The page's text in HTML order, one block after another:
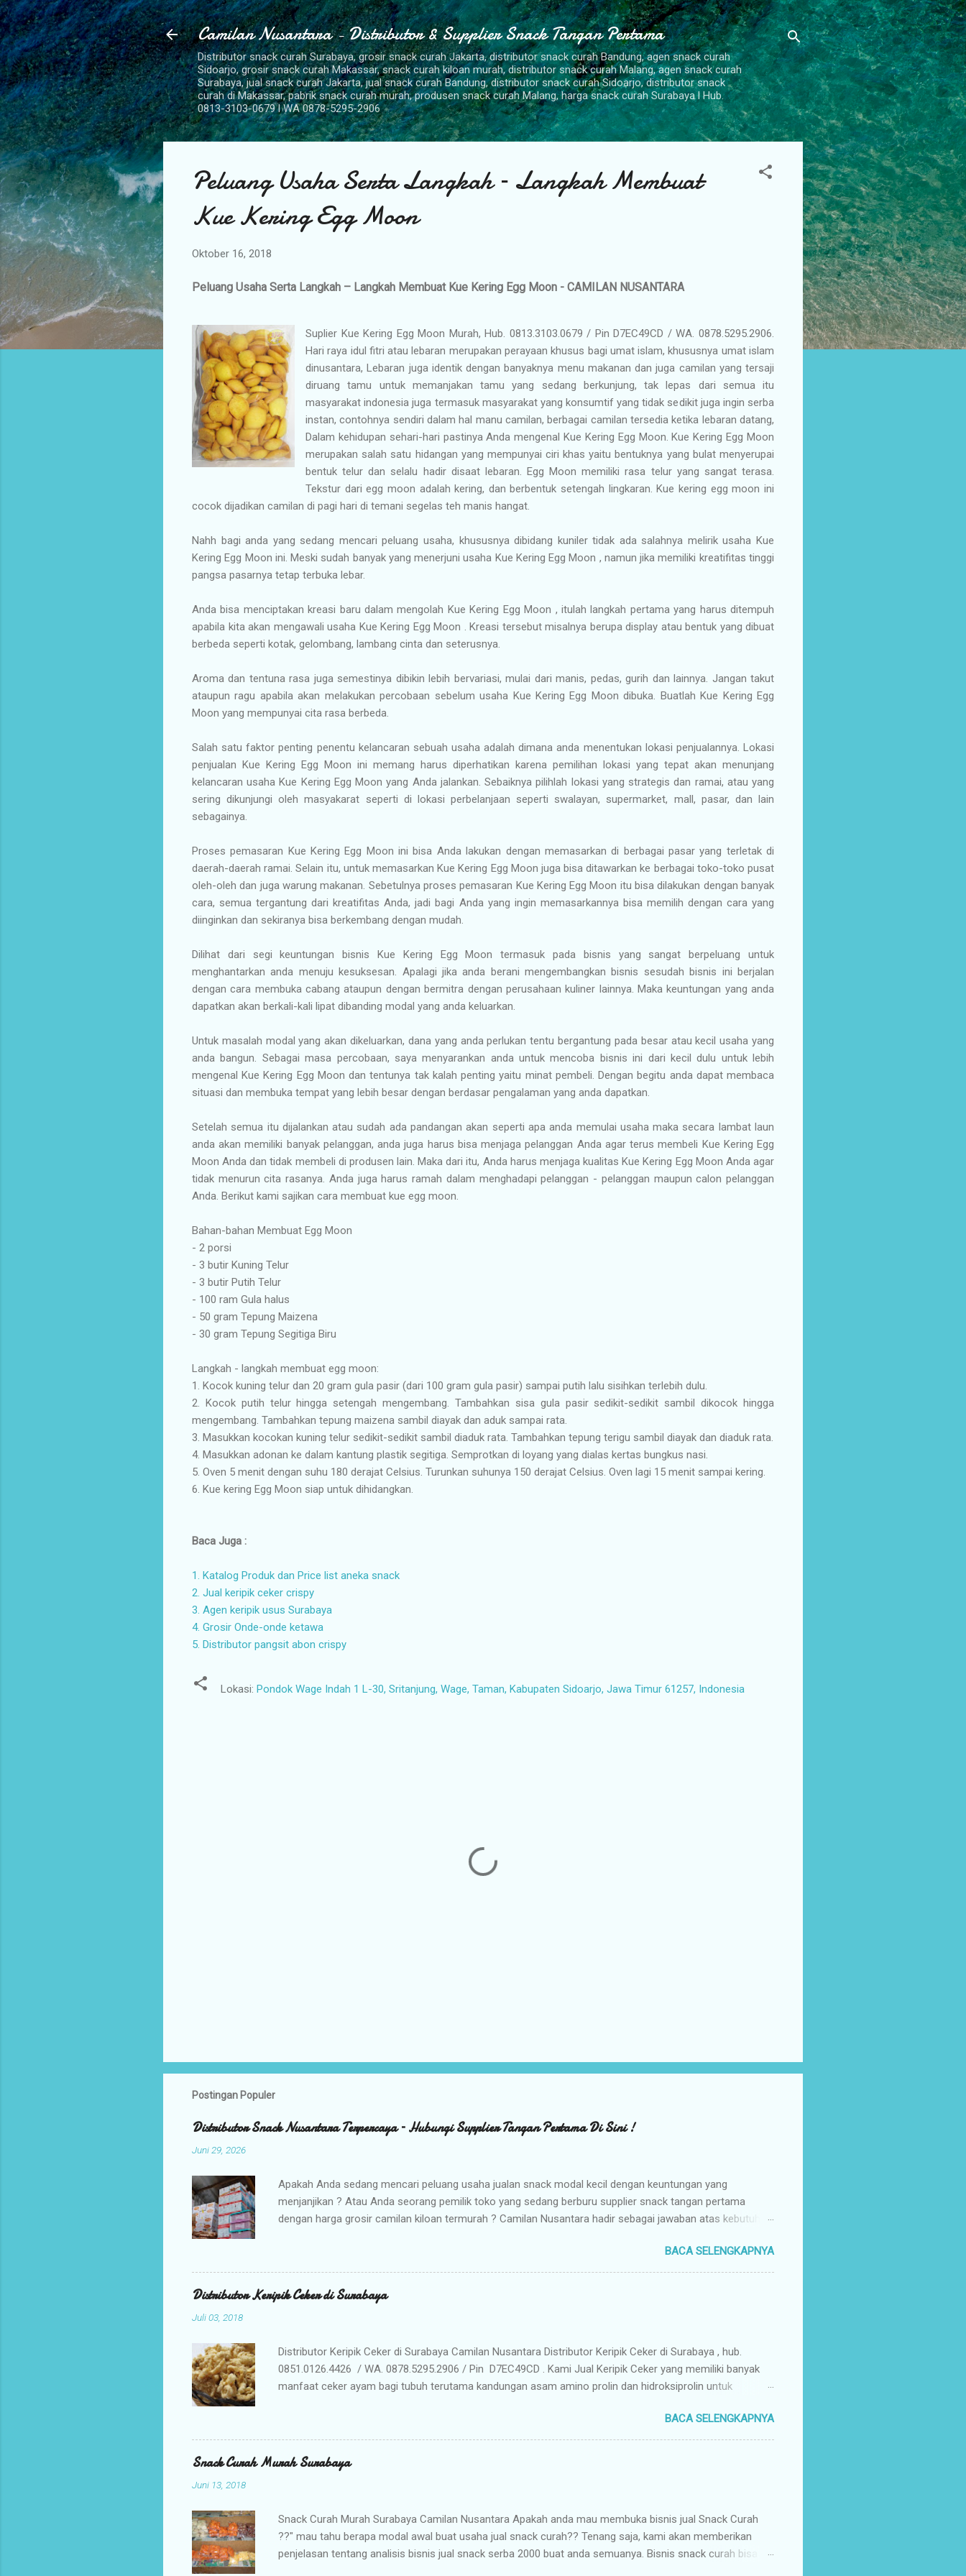
Langsung ke konten utama
Camilan Nusantara - Distributor & Supplier Snack Tangan Pertama
Distributor snack curah Surabaya, grosir snack curah Jakarta, distributor snack curah Bandung, agen snack curah
Sidoarjo, grosir snack curah Makassar, snack curah kiloan murah, distributor snack curah Malang, agen snack curah
Surabaya, jual snack curah Jakarta, jual snack curah Bandung, distributor snack curah Sidoarjo, distributor snack
curah di Makassar, pabrik snack curah murah, produsen snack curah Malang, harga snack curah Surabaya l Hub.
0813-3103-0679 l WA 0878-5295-2906
Peluang Usaha Serta Langkah – Langkah Membuat
Kue Kering Egg Moon
Oktober 16, 2018
Peluang Usaha Serta Langkah – Langkah Membuat Kue Kering Egg Moon - CAMILAN NUSANTARA
Suplier Kue Kering Egg Moon Murah, Hub. 0813.3103.0679 / Pin D7EC49CD / WA. 0878.5295.2906.
Hari raya idul fitri atau lebaran merupakan perayaan khusus bagi umat islam, khususnya umat islam
dinusantara, Lebaran juga identik dengan banyaknya menu makanan dan juga camilan yang tersaji
diruang tamu untuk memanjakan tamu yang sedang berkunjung, tak lepas dari semua itu
masyarakat indonesia juga termasuk masyarakat yang konsumtif yang tidak sedikit juga ingin serba
instan, contohnya sendiri dalam hal manu camilan, berbagai camilan tersedia ketika lebaran datang,
Dalam kehidupan sehari-hari pastinya Anda mengenal Kue Kering Egg Moon. Kue Kering Egg Moon
merupakan salah satu hidangan yang mempunyai ciri khas yaitu bentuknya yang bulat menyerupai
bentuk telur dan selalu hadir disaat lebaran. Egg Moon memiliki rasa telur yang sangat terasa.
Tekstur dari egg moon adalah kering, dan berbentuk setengah lingkaran. Kue kering egg moon ini
cocok dijadikan camilan di pagi hari di temani segelas teh manis hangat.
Nahh bagi anda yang sedang mencari peluang usaha, khususnya dibidang kuniler tidak ada salahnya melirik usaha Kue
Kering Egg Moon ini. Meski sudah banyak yang menerjuni usaha Kue Kering Egg Moon , namun jika memiliki kreatifitas tinggi
pangsa pasarnya tetap terbuka lebar.
Anda bisa menciptakan kreasi baru dalam mengolah Kue Kering Egg Moon , itulah langkah pertama yang harus ditempuh
apabila kita akan mengawali usaha Kue Kering Egg Moon . Kreasi tersebut misalnya berupa display atau bentuk yang dibuat
berbeda seperti kotak, gelombang, lambang cinta dan seterusnya.
Aroma dan tentuna rasa juga semestinya dibikin lebih bervariasi, mulai dari manis, pedas, gurih dan lainnya. Jangan takut
ataupun ragu apabila akan melakukan percobaan sebelum usaha Kue Kering Egg Moon dibuka. Buatlah Kue Kering Egg
Moon yang mempunyai cita rasa berbeda.
Salah satu faktor penting penentu kelancaran sebuah usaha adalah dimana anda menentukan lokasi penjualannya. Lokasi
penjualan Kue Kering Egg Moon ini memang harus diperhatikan karena pemilihan lokasi yang tepat akan menunjang
kelancaran usaha Kue Kering Egg Moon yang Anda jalankan. Sebaiknya pilihlah lokasi yang strategis dan ramai, atau yang
sering dikunjungi oleh masyakarat seperti di lokasi perbelanjaan seperti swalayan, supermarket, mall, pasar, dan lain
sebagainya.
Proses pemasaran Kue Kering Egg Moon ini bisa Anda lakukan dengan memasarkan di berbagai pasar yang terletak di
daerah-daerah ramai. Selain itu, untuk memasarkan Kue Kering Egg Moon juga bisa ditawarkan ke berbagai toko-toko pusat
oleh-oleh dan juga warung makanan. Sebetulnya proses pemasaran Kue Kering Egg Moon itu bisa dilakukan dengan banyak
cara, semua tergantung dari kreatifitas Anda, jadi bagi Anda yang ingin memasarkannya bisa memilih dengan cara yang
diinginkan dan sekiranya bisa berkembang dengan mudah.
Dilihat dari segi keuntungan bisnis Kue Kering Egg Moon termasuk pada bisnis yang sangat berpeluang untuk
menghantarkan anda menuju kesuksesan. Apalagi jika anda berani mengembangkan bisnis sesudah bisnis ini berjalan
dengan cara membuka cabang ataupun dengan bermitra dengan perusahaan kuliner lainnya. Maka keuntungan yang anda
dapatkan akan berkali-kali lipat dibanding modal yang anda keluarkan.
Untuk masalah modal yang akan dikeluarkan, dana yang anda perlukan tentu bergantung pada besar atau kecil usaha yang
anda bangun. Sebagai masa percobaan, saya menyarankan anda untuk mencoba bisnis ini dari kecil dulu untuk lebih
mengenal Kue Kering Egg Moon dan tentunya tak kalah penting yaitu minat pembeli. Dengan begitu anda dapat membaca
situasi dan membuka tempat yang lebih besar dengan berdasar pengalaman yang anda dapatkan.
Setelah semua itu dijalankan atau sudah ada pandangan akan seperti apa anda memulai usaha maka secara lambat laun
anda akan memiliki banyak pelanggan, anda juga harus bisa menjaga pelanggan Anda agar terus membeli Kue Kering Egg
Moon Anda dan tidak membeli di produsen lain. Maka dari itu, Anda harus menjaga kualitas Kue Kering Egg Moon Anda agar
tidak menurun cita rasanya. Anda juga harus ramah dalam menghadapi pelanggan - pelanggan maupun calon pelanggan
Anda. Berikut kami sajikan cara membuat kue egg moon.
Bahan-bahan Membuat Egg Moon
- 2 porsi
- 3 butir Kuning Telur
- 3 butir Putih Telur
- 100 ram Gula halus
- 50 gram Tepung Maizena
- 30 gram Tepung Segitiga Biru
Langkah - langkah membuat egg moon:
1. Kocok kuning telur dan 20 gram gula pasir (dari 100 gram gula pasir) sampai putih lalu sisihkan terlebih dulu.
2. Kocok putih telur hingga setengah mengembang. Tambahkan sisa gula pasir sedikit-sedikit sambil dikocok hingga
mengembang. Tambahkan tepung maizena sambil diayak dan aduk sampai rata.
3. Masukkan kocokan kuning telur sedikit-sedikit sambil diaduk rata. Tambahkan tepung terigu sambil diayak dan diaduk rata.
4. Masukkan adonan ke dalam kantung plastik segitiga. Semprotkan di loyang yang dialas kertas bungkus nasi.
5. Oven 5 menit dengan suhu 180 derajat Celsius. Turunkan suhunya 150 derajat Celsius. Oven lagi 15 menit sampai kering.
6. Kue kering Egg Moon siap untuk dihidangkan.
Baca Juga :
1. Katalog Produk dan Price list aneka snack
2. Jual keripik ceker crispy
3. Agen keripik usus Surabaya
4. Grosir Onde-onde ketawa
5. Distributor pangsit abon crispy
Lokasi: Pondok Wage Indah 1 L-30, Sritanjung, Wage, Taman, Kabupaten Sidoarjo, Jawa Timur 61257, Indonesia
Postingan Populer
Distributor Snack Nusantara Terpercaya – Hubungi Supplier Tangan Pertama Di Sini !
Juni 29, 2026
Apakah Anda sedang mencari peluang usaha jualan snack modal kecil dengan keuntungan yang
menjanjikan ? Atau Anda seorang pemilik toko yang sedang berburu supplier snack tangan pertama
dengan harga grosir camilan kiloan termurah ? Camilan Nusantara hadir sebagai jawaban atas kebutuhan
jajanan tradisional dan camilan kering berkualitas premium langsung dari gudang pusat (tangan pertama).
Mengapa Memilih Camilan Nusantara sebagai Mitra Bisnis Anda ? Harga Grosir Tangan Pertama : Karena
kami adalah distributor utama, Anda mendapatkan jaminan harga termurah untuk memaksimalkan margin
keuntungan Anda saat dijual kembali. Kualitas & Rasa Terjamin : Produk dikemas secara higienis, renyah,
BACA SELENGKAPNYA
Distributor Keripik Ceker di Surabaya
Juli 03, 2018
Distributor Keripik Ceker di Surabaya Camilan Nusantara Distributor Keripik Ceker di Surabaya , hub.
0851.0126.4426 / WA. 0878.5295.2906 / Pin D7EC49CD . Kami Jual Keripik Ceker yang memiliki banyak
manfaat ceker ayam bagi tubuh terutama kandungan asam amino prolin dan hidroksiprolin untuk
merupakan makanan ringan yang digoreng hingga krispi dan garing. Bumbu rempah-rempah yang
digunakan membuat rasa Keripik Ceker menjadi semakin menggoda. Rasa yang gurih dan renyah
membuat Keripik Ceker bisa menjadi pilihan istimewa untuk oleh-oleh keluarga. Keripik ceker ayam
adalah camilan khas Surabaya dengan cita rasa yang enak dan tekstur yang renyah kriuk banget,
BACA SELENGKAPNYA
Snack Curah Murah Surabaya
Juni 13, 2018
Snack Curah Murah Surabaya Camilan Nusantara Apakah anda mau membuka bisnis jual Snack Curah
??" mau tahu berapa modal awal buat usaha jual snack curah?? Tenang saja, kami akan memberikan
penjelasan tentang analisis bisnis jual snack serba 2000 buat anda semuanya. Bisnis snack curah bisa